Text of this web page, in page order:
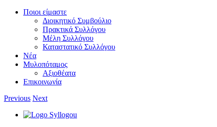
Ποιοι είμαστε
Διοικητικό Συμβούλιο
Πρακτικά Συλλόγου
Μέλη Συλλόγου
Καταστατικό Συλλόγου
Νέα
Μυλοπόταμος
Αξιοθέατα
Επικοινωνία
Previous Next
View